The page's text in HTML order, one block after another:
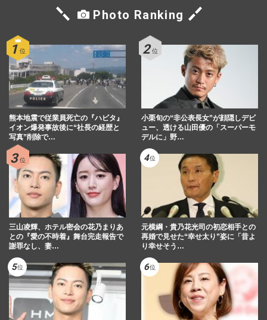
Photo Ranking
熊本地震で従業員死亡の『ハビタ』
イオン爆発事故後に“社長の経歴と
写真”削除で…
小栗旬の“非公表長女”が顔隠しデビ
ュー、透ける山田優の「スーパーモ
デルに」野…
三山凌輝、ホテル密会の花乃まりあ
との『愛の不時着』舞台完走報告で
謝罪なし、妻…
元横綱・貴乃花光司の初恋相手との
再婚で見せた“幸せ太り”姿に「昔よ
り幸せそう…